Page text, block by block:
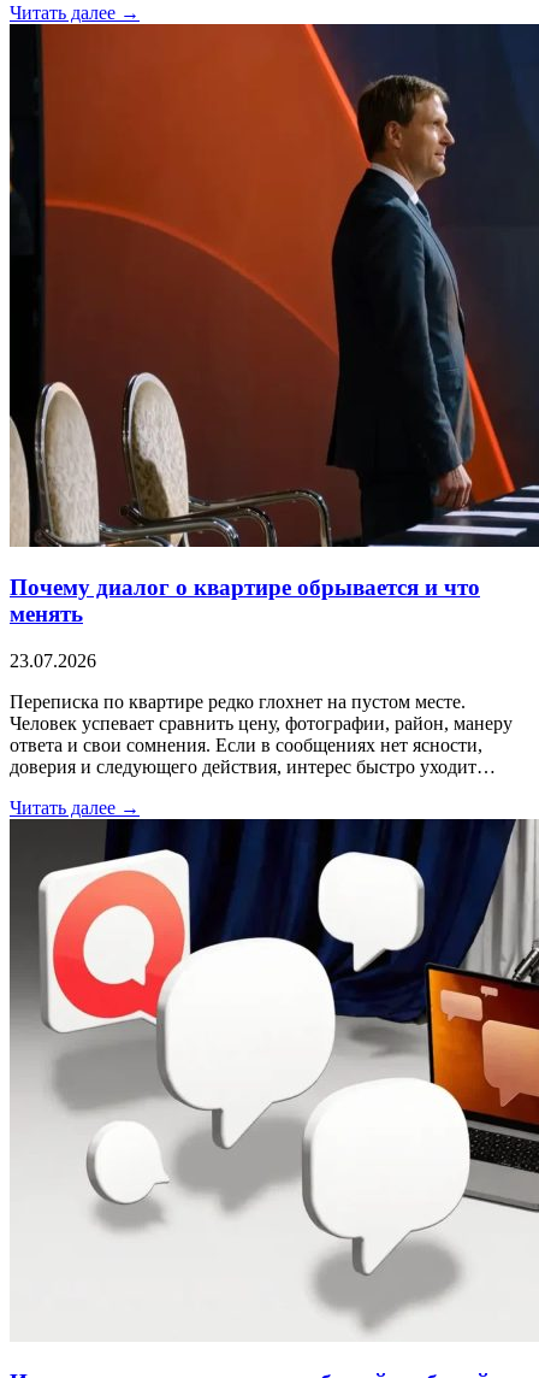
Читать далее →
Почему диалог о квартире обрывается и что
менять
23.07.2026
Переписка по квартире редко глохнет на пустом месте.
Человек успевает сравнить цену, фотографии, район, манеру
ответа и свои сомнения. Если в сообщениях нет ясности,
доверия и следующего действия, интерес быстро уходит…
Читать далее →